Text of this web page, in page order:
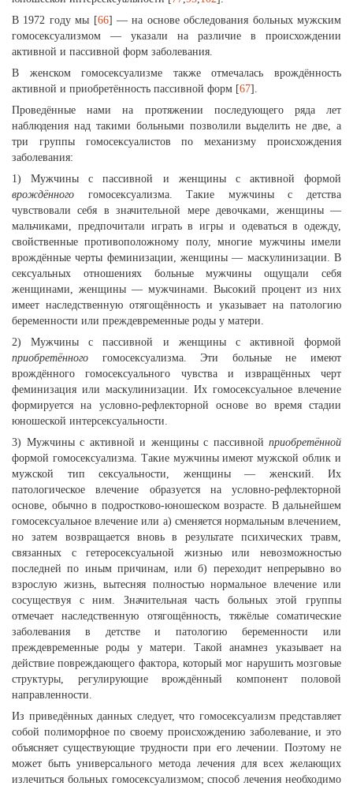
В 1972 году мы [66] — на основе обследования больных мужским
гомосексуализмом — указали на различие в происхождении
активной и пассивной форм заболевания.
В женском гомосексуализме также отмечалась врождённость
активной и приобретённость пассивной форм [67].
Проведённые нами на протяжении последующего ряда лет
наблюдения над такими больными позволили выделить не две, а
три группы гомосексуалистов по механизму происхождения
заболевания:
1) Мужчины с пассивной и женщины с активной формой
врождённого гомосексуализма. Такие мужчины с детства
чувствовали себя в значительной мере девочками, женщины —
мальчиками, предпочитали играть в игры и одеваться в одежду,
свойственные противоположному полу, многие мужчины имели
врождённые черты феминизации, женщины — маскулинизации. В
сексуальных отношениях больные мужчины ощущали себя
женщинами, женщины — мужчинами. Высокий процент из них
имеет наследственную отягощённость и указывает на патологию
беременности или преждевременные роды у матери.
2) Мужчины с пассивной и женщины с активной формой
приобретённого гомосексуализма. Эти больные не имеют
врождённого гомосексуального чувства и извращённых черт
феминизация или маскулинизации. Их гомосексуальное влечение
формируется на условно-рефлекторной основе во время стадии
юношеской интерсексуальности.
3) Мужчины с активной и женщины с пассивной приобретённой
формой гомосексуализма. Такие мужчины имеют мужской облик и
мужской тип сексуальности, женщины — женский. Их
патологическое влечение образуется на условно-рефлекторной
основе, обычно в подростково-юношеском возрасте. В дальнейшем
гомосексуальное влечение или а) сменяется нормальным влечением,
но затем возвращается вновь в результате психических травм,
связанных с гетеросексуальной жизнью или невозможностью
последней по иным причинам, или б) переходит непрерывно во
взрослую жизнь, вытесняя полностью нормальное влечение или
сосуществуя с ним. Значительная часть больных этой группы
отмечает наследственную отягощённость, тяжёлые соматические
заболевания в детстве и патологию беременности или
преждевременные роды у матери. Такой анамнез указывает на
действие повреждающего фактора, который мог нарушить мозговые
структуры, регулирующие врождённый компонент половой
направленности.
Из приведённых данных следует, что гомосексуализм представляет
собой полиморфное по своему происхождению заболевание, и это
объясняет существующие трудности при его лечении. Поэтому не
может быть универсального метода лечения для всех желающих
излечиться больных гомосексуализмом; способ лечения необходимо